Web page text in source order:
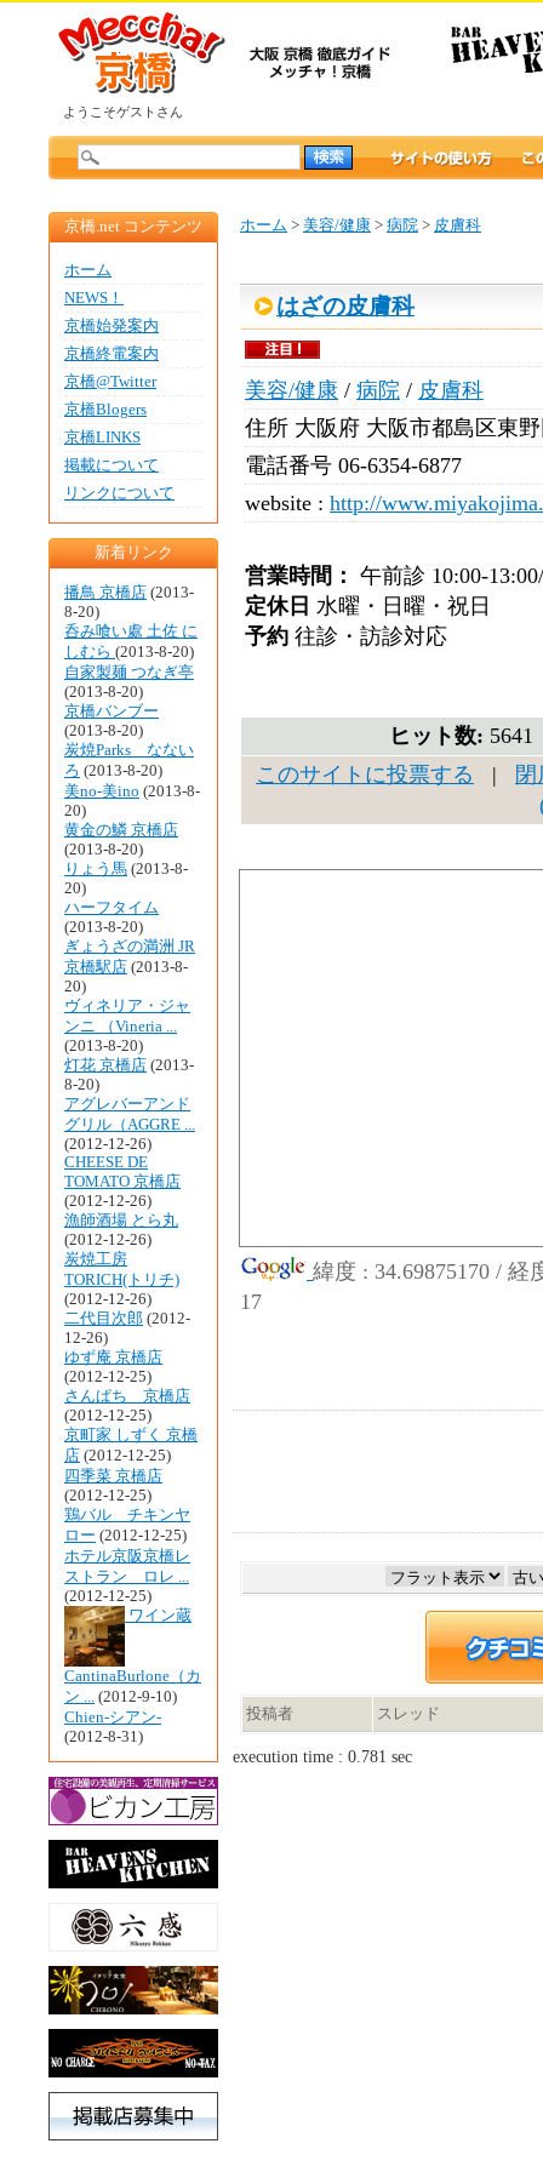
ようこそゲストさん
京橋.net コンテンツ
ホーム
NEWS！
京橋始発案内
京橋終電案内
京橋@Twitter
京橋Blogers
京橋LINKS
掲載について
リンクについて
新着リンク
播鳥 京橋店 (2013-
8-20)
呑み喰い處 土佐 に
しむら (2013-8-20)
自家製麺 つなぎ亭
(2013-8-20)
京橋バンブー
(2013-8-20)
炭焼Parks なない
ろ (2013-8-20)
美no-美ino (2013-8-
20)
黄金の鱗 京橋店
(2013-8-20)
りょう馬 (2013-8-
20)
ハーフタイム
(2013-8-20)
ぎょうざの満洲 JR
京橋駅店 (2013-8-
20)
ヴィネリア・ジャ
ンニ （Vineria ...
(2013-8-20)
灯花 京橋店 (2013-
8-20)
アグレバーアンド
グリル（AGGRE ...
(2012-12-26)
CHEESE DE
TOMATO 京橋店
(2012-12-26)
漁師酒場 とら丸
(2012-12-26)
炭焼工房
TORICH(トリチ)
(2012-12-26)
二代目次郎 (2012-
12-26)
ゆず庵 京橋店
(2012-12-25)
さんぱち 京橋店
(2012-12-25)
京町家 しずく 京橋
店 (2012-12-25)
四季菜 京橋店
(2012-12-25)
鶏バル チキンヤ
ロー (2012-12-25)
ホテル京阪京橋レ
ストラン ロレ ...
(2012-12-25)
ワイン蔵
CantinaBurlone（カ
ン ... (2012-9-10)
Chien-シアン-
(2012-8-31)
ホーム > 美容/健康 > 病院 > 皮膚科
はざの皮膚科
美容/健康 / 病院 / 皮膚科
住所 大阪府 大阪市都島区東
電話番号 06-6354-6877
website : http://
営業時間： 午前診 10:00-
定休日 水曜・日曜・祝日
予約 往診・訪診対応
ヒット数:
このサイトに投票する |
緯度 : 34.69875170 / 経
17
投稿者 スレッド
execution time : 0.781 sec